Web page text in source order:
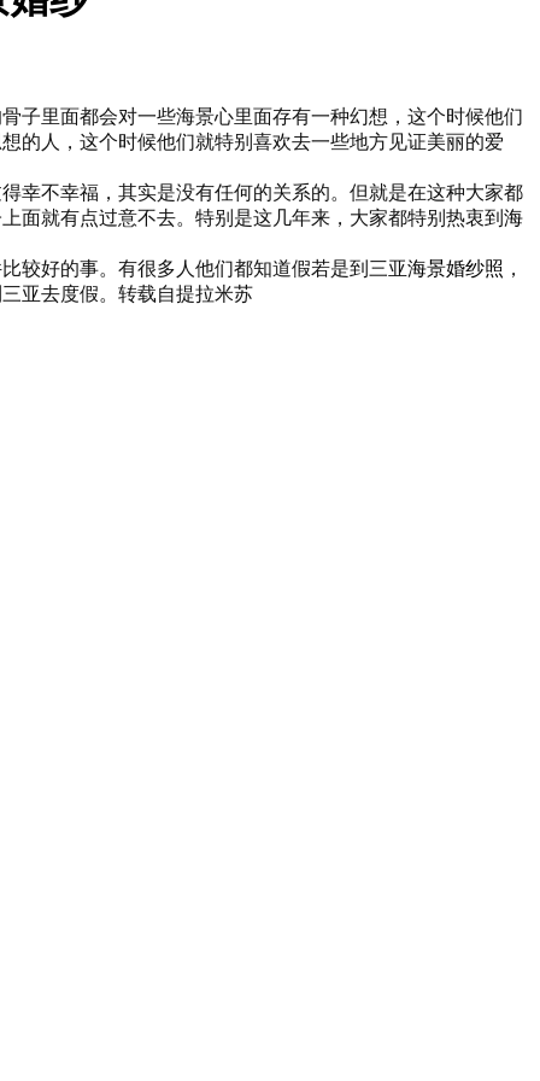
子里面都会对一些海景心里面存有一种幻想，这个时候他们
的人，这个时候他们就特别喜欢去一些地方见证美丽的爱
幸不幸福，其实是没有任何的关系的。但就是在这种大家都
面就有点过意不去。特别是这几年来，大家都特别热衷到 海
较好的事。有很多人他们都知道假若是到三亚海景婚纱照 ，
亚去度假。转载自提拉米苏